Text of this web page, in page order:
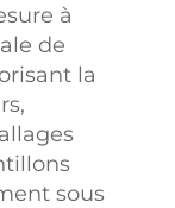
aux
recevoir
après
de
à
de
la
sous